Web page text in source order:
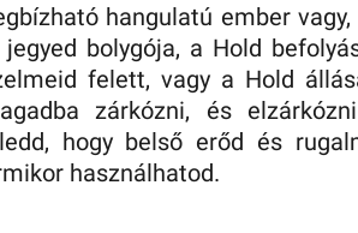
hangulatú ember
bolygója, a Hold
felett, vagy a Hold
zárkózni, és
hogy belső erőd és
használhatod.